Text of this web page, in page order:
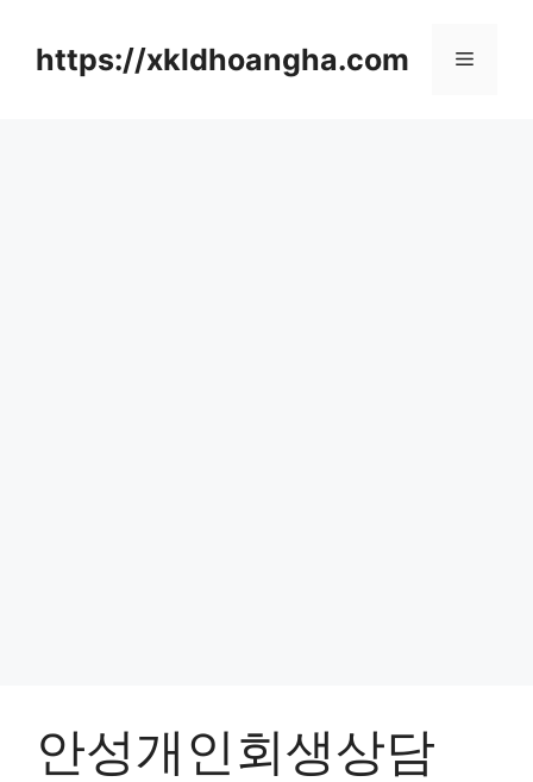
https://xkldhoangha.com 메
안성개인회생상담